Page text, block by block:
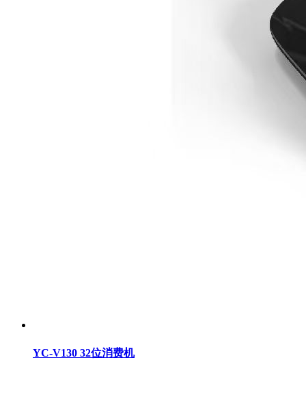
YC-V130 32位消费机